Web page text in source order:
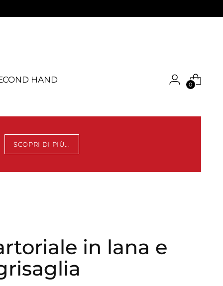
HAND
0
SCOPRI DI PIÙ...
in lana e